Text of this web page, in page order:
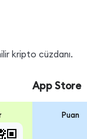
kripto cüzdanı.
App Store
Puan